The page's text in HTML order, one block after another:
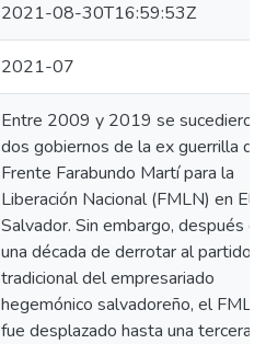
2021-08-30T16:59:53Z
2021-07
Entre 2009 y 2019 se sucedieron
dos gobiernos de la ex guerrilla del
Frente Farabundo Martí para la
Liberación Nacional (FMLN) en El
Salvador. Sin embargo, después
una década de derrotar al partido
tradicional del empresariado
hegemónico salvadoreño, el FMLN
fue desplazado hasta una tercera